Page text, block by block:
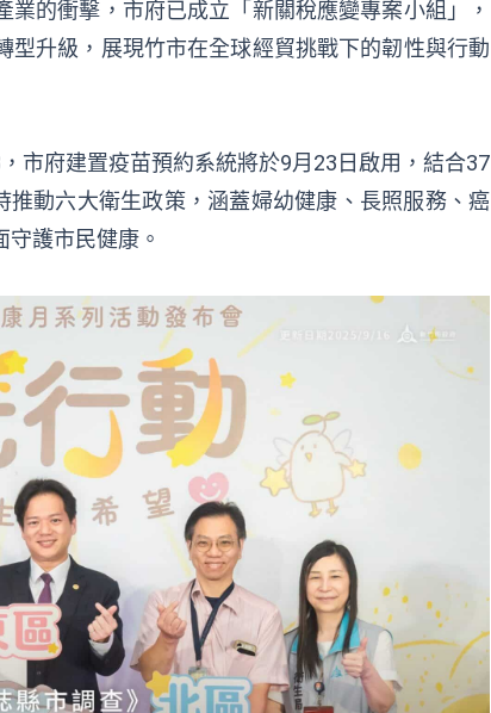
的衝擊，市府已成立「新關稅應變專案小組」，
升級，展現竹市在全球經貿挑戰下的韌性與行動
市府建置疫苗預約系統將於9月23日啟用，結合37
動六大衛生政策，涵蓋婦幼健康、長照服務、癌
護市民健康。